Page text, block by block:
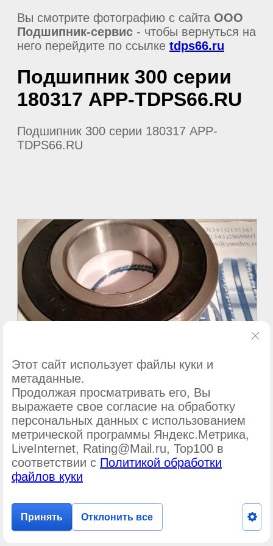
Вы смотрите фотографию с сайта ООО
Подшипник-сервис - чтобы вернуться на
него перейдите по ссылке tdps66.ru
Подшипник 300 серии
180317 APP-TDPS66.RU
Подшипник 300 серии 180317 APP-
TDPS66.RU
©ООО Подшипник-сервис
Этот сайт использует файлы куки и
метаданные.
Продолжая просматривать его, Вы
выражаете свое согласие на обработку
персональных данных с использованием
метрической программы Яндекс.Метрика,
LiveInternet, Rating@Mail.ru, Top100 в
соответствии с Политикой обработки
файлов куки
Принять Отклонить все